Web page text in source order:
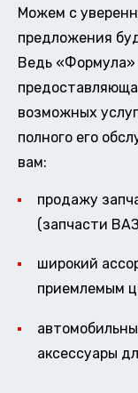
Можем с
предложения
Ведь «Формула»
возможных
полного его
вам:
продажу
(запчасти
широкий
приемлемым
аксессуары